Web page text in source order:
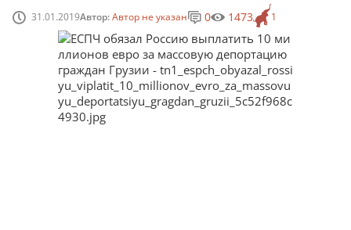
31.01.2019Автор:Автор не указан 1
0 1473